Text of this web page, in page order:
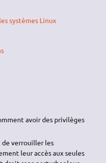
systèmes Linux
avoir des privilèges
verrouiller les
leur accès aux seules